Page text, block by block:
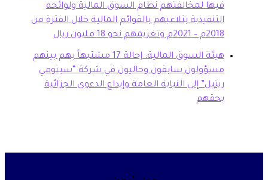
لمخالفتهم نظام السوق المالية ولوائحه
بتلاعبهم بالقوائم المالية خلال الفترة من
هيئة السوق المالية: إحالة 17 مشتبهاً بهم بينهم
سابقون وحاليون في شركة “سينومي
إلى النيابة العامة وإيداع الدعوى الجزائية